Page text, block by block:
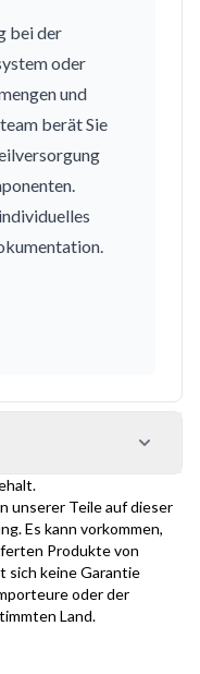
bei der
oder
und
berät Sie
unserer Teile auf dieser
Es kann vorkommen,
Produkte von
sich keine Garantie
oder der
Land.